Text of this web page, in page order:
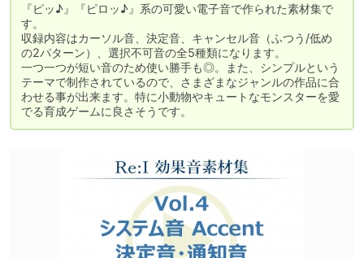
『ピッ♪』『ピロッ♪』系の可愛い電子音で作られた素材集で
す。
収録内容はカーソル音、決定音、キャンセル音（ふつう/低め
の2パターン）、選択不可音の全5種類になります。
一つ一つが短い音のため使い勝手も◎。また、シンプルという
テーマで制作されているので、さまざまなジャンルの作品に合
わせる事が出来ます。特に小動物やキュートなモンスターを愛
でる育成ゲームに良さそうです。